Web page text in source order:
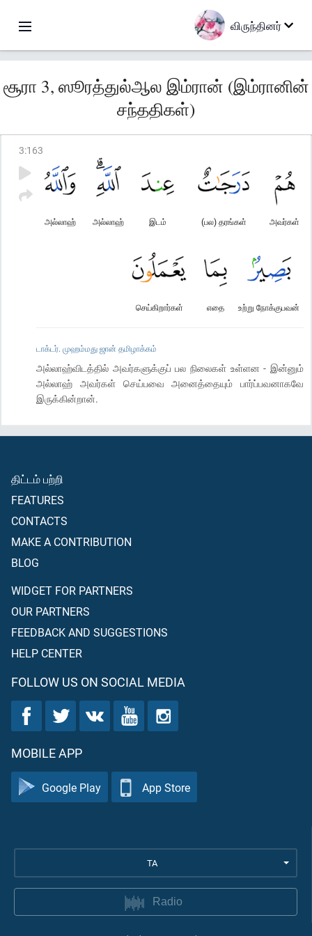
விருந்தினர்
சூரா 3, ஸூரத்துல்ஆல இம்ரான் (இம்ரானின்
சந்ததிகள்)
3:163
அவர்கள்
(பல) தரங்கள்
இடம்
அல்லாஹ்
அல்லாஹ்
உற்று நோக்குபவன்
எதை
செய்கிறார்கள்
டாக்டர். முஹம்மது ஜான் தமிழாக்கம்
அல்லாஹ்விடத்தில் அவர்களுக்குப் பல நிலைகள் உள்ளன - இன்னும்
அல்லாஹ் அவர்கள் செய்பவை அனைத்தையும் பார்ப்பவனாகவே
இருக்கின்றான்.
திட்டம் பற்றி
FEATURES
CONTACTS
MAKE A CONTRIBUTION
BLOG
WIDGET FOR PARTNERS
OUR PARTNERS
FEEDBACK AND SUGGESTIONS
HELP CENTER
FOLLOW US ON SOCIAL MEDIA
MOBILE APP
Google Play App Store
TA
Radio